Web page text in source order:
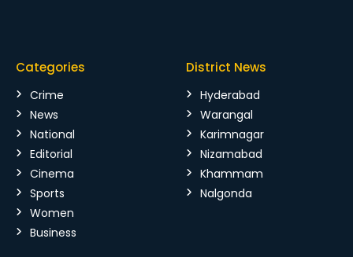
Categories
Crime
News
National
Editorial
Cinema
Sports
Women
Business
District News
Hyderabad
Warangal
Karimnagar
Nizamabad
Khammam
Nalgonda